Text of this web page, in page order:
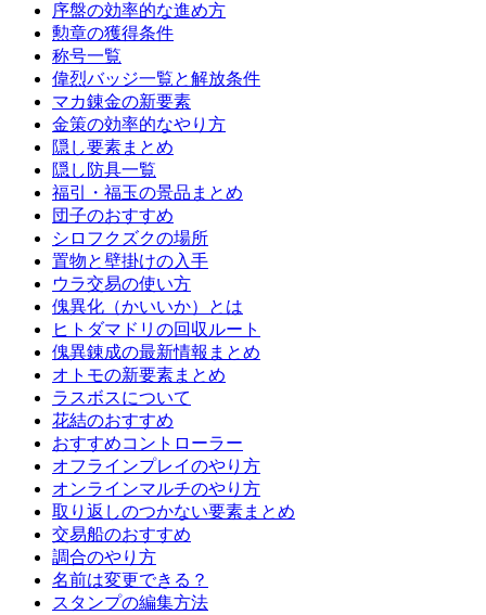
序盤の効率的な進め方
勲章の獲得条件
称号一覧
偉烈バッジ一覧と解放条件
マカ錬金の新要素
金策の効率的なやり方
隠し要素まとめ
隠し防具一覧
福引・福玉の景品まとめ
団子のおすすめ
シロフクズクの場所
置物と壁掛けの入手
ウラ交易の使い方
傀異化（かいいか）とは
ヒトダマドリの回収ルート
傀異錬成の最新情報まとめ
オトモの新要素まとめ
ラスボスについて
花結のおすすめ
おすすめコントローラー
オフラインプレイのやり方
オンラインマルチのやり方
取り返しのつかない要素まとめ
交易船のおすすめ
調合のやり方
名前は変更できる？
スタンプの編集方法